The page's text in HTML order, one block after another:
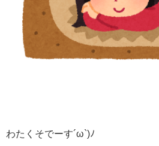
わたくそでーす´ω`)ﾉ